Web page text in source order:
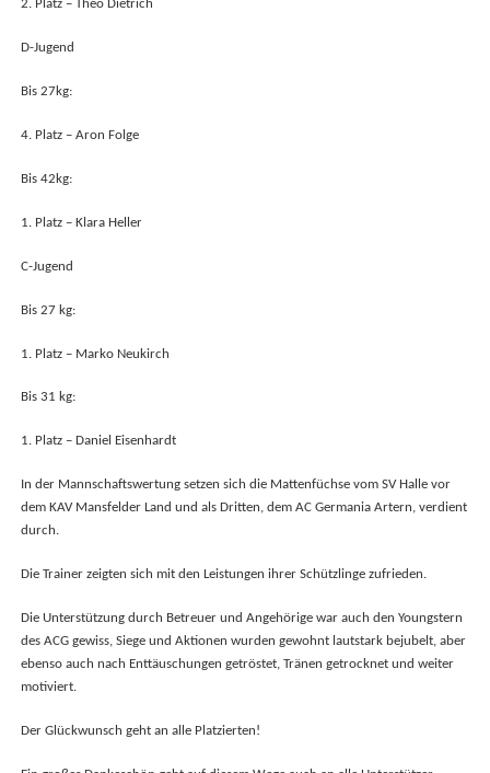
2. Platz – Theo Dietrich
D-Jugend
Bis 27kg:
4. Platz – Aron Folge
Bis 42kg:
1. Platz – Klara Heller
C-Jugend
Bis 27 kg:
1. Platz – Marko Neukirch
Bis 31 kg:
1. Platz – Daniel Eisenhardt
In der Mannschaftswertung setzen sich die Mattenfüchse vom SV Halle vor
dem KAV Mansfelder Land und als Dritten, dem AC Germania Artern, verdient
durch.
Die Trainer zeigten sich mit den Leistungen ihrer Schützlinge zufrieden.
Die Unterstützung durch Betreuer und Angehörige war auch den Youngstern
des ACG gewiss, Siege und Aktionen wurden gewohnt lautstark bejubelt, aber
ebenso auch nach Enttäuschungen getröstet, Tränen getrocknet und weiter
motiviert.
Der Glückwunsch geht an alle Platzierten!